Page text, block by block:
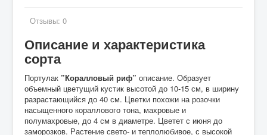
Отзывы: 0
Описание и характеристика
сорта
Портулак ”Коралловый риф” описание. Образует
объемный цветущий кустик высотой до 10-15 см, в ширину
разрастающийся до 40 см. Цветки похожи на розочки
насыщенного кораллового тона, махровые и
полумахровые, до 4 см в диаметре. Цветет с июня до
заморозков. Растение свето- и теплолюбивое, с высокой